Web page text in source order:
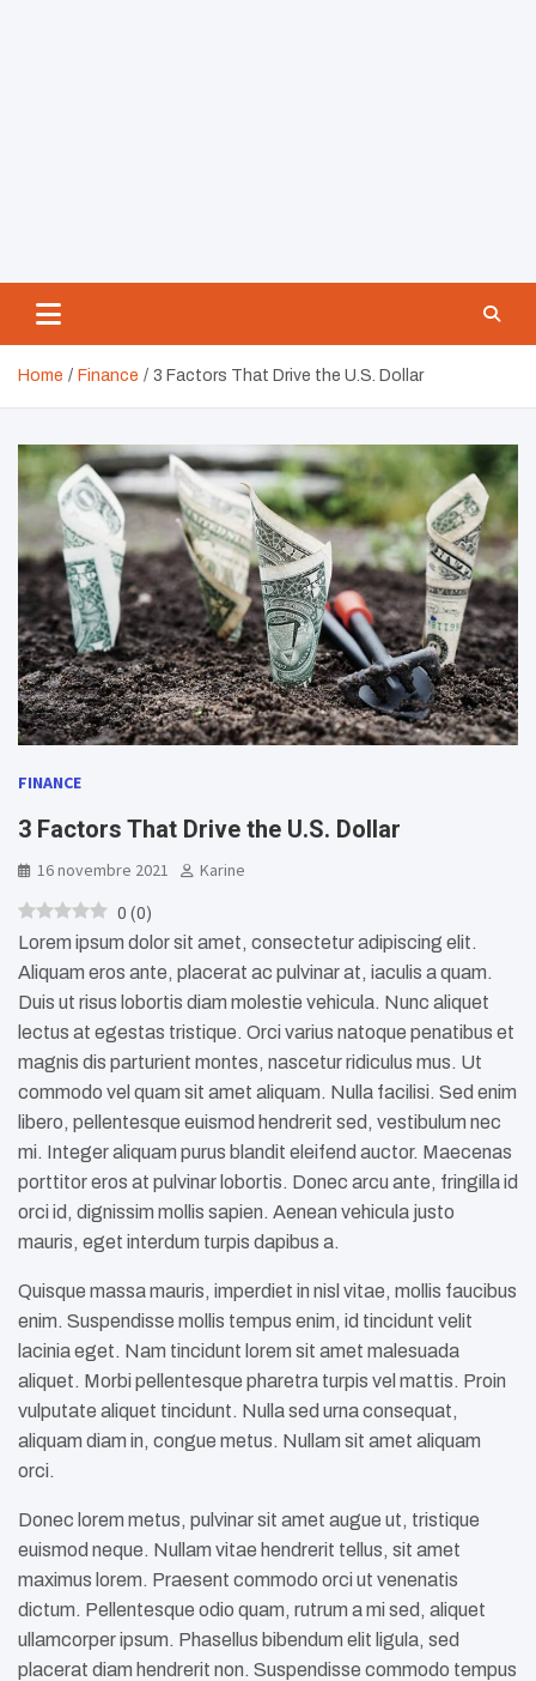
Home Finance 3 Factors That Drive the U.S. Dollar
FINANCE
3 Factors That Drive the U.S. Dollar
16 novembre 2021 Karine
0 (0)
Lorem ipsum dolor sit amet, consectetur adipiscing elit.
Aliquam eros ante, placerat ac pulvinar at, iaculis a quam.
Duis ut risus lobortis diam molestie vehicula. Nunc aliquet
lectus at egestas tristique. Orci varius natoque penatibus et
magnis dis parturient montes, nascetur ridiculus mus. Ut
commodo vel quam sit amet aliquam. Nulla facilisi. Sed enim
libero, pellentesque euismod hendrerit sed, vestibulum nec
mi. Integer aliquam purus blandit eleifend auctor. Maecenas
porttitor eros at pulvinar lobortis. Donec arcu ante, fringilla id
orci id, dignissim mollis sapien. Aenean vehicula justo
mauris, eget interdum turpis dapibus a.
Quisque massa mauris, imperdiet in nisl vitae, mollis faucibus
enim. Suspendisse mollis tempus enim, id tincidunt velit
lacinia eget. Nam tincidunt lorem sit amet malesuada
aliquet. Morbi pellentesque pharetra turpis vel mattis. Proin
vulputate aliquet tincidunt. Nulla sed urna consequat,
aliquam diam in, congue metus. Nullam sit amet aliquam
orci.
Donec lorem metus, pulvinar sit amet augue ut, tristique
euismod neque. Nullam vitae hendrerit tellus, sit amet
maximus lorem. Praesent commodo orci ut venenatis
dictum. Pellentesque odio quam, rutrum a mi sed, aliquet
ullamcorper ipsum. Phasellus bibendum elit ligula, sed
placerat diam hendrerit non. Suspendisse commodo tempus